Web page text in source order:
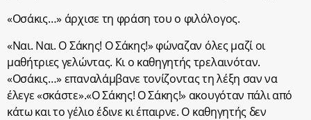
«Οσάκις…» άρχισε τη φράση του ο φιλόλογος.
«Ναι. Ναι. Ο Σάκης! Ο Σάκης!» φώναζαν όλες μαζί οι
μαθήτριες γελώντας. Κι ο καθηγητής τρελαινόταν.
«Οσάκις…» επαναλάμβανε τονίζοντας τη λέξη σαν να
έλεγε «σκάστε».«Ο Σάκης! Ο Σάκης!» ακουγόταν πάλι από
κάτω και το γέλιο έδινε κι έπαιρνε. Ο καθηγητής δεν